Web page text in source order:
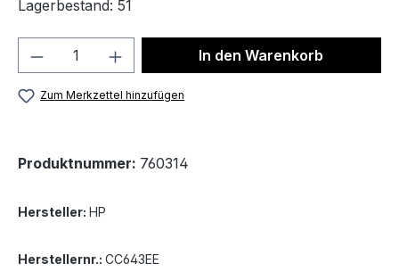
Lagerbestand: 51
Produkt Anzahl: Gib denIn den Warenkorb
Zum Merkzettel hinzufügen
Produktnummer: 760314
Hersteller: HP
Herstellernr.: CC643EE